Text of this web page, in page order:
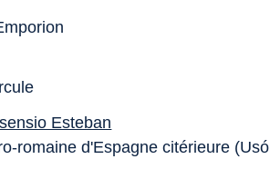
Esteban
romaine d'Espagne citérieure